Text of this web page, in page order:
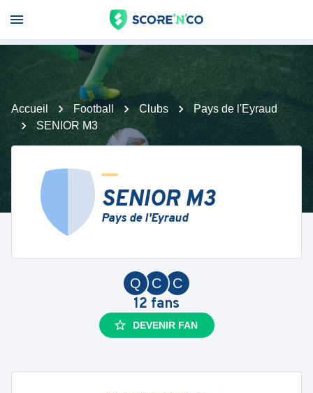
Accueil Football Clubs
Pays de l'Eyraud
SENIOR M3
SENIOR M3
Pays de l'Eyraud
C
C
Q
12 fans
DEVENIR FAN